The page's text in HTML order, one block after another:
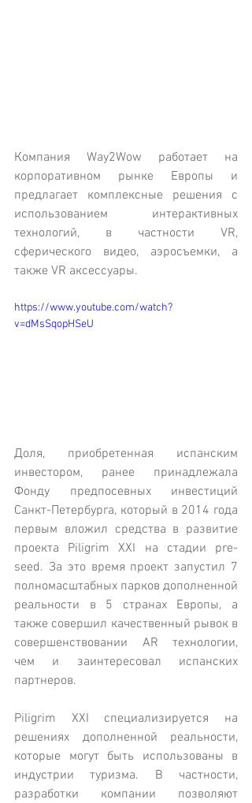
Компания Way2Wow работает на
корпоративном рынке Европы и
предлагает комплексные решения с
использованием интерактивных
технологий, в частности VR,
сферического видео, аэросъемки, а
также VR аксессуары.
https://www.youtube.com/watch?
v=dMsSqopHSeU
Доля, приобретенная испанским
инвестором, ранее принадлежала
Фонду предпосевных инвестиций
Санкт-Петербурга, который в 2014 года
первым вложил средства в развитие
проекта Piligrim XXI на стадии pre-
seed. За это время проект запустил 7
полномасштабных парков дополненной
реальности в 5 странах Европы, а
также совершил качественный рывок в
совершенствовании AR технологии,
чем и заинтересовал испанских
партнеров.
Piligrim XXI специализируется на
решениях дополненной реальности,
которые могут быть использованы в
индустрии туризма. В частности,
разработки компании позволяют